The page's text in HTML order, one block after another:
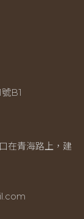
B1
在青海路上，建